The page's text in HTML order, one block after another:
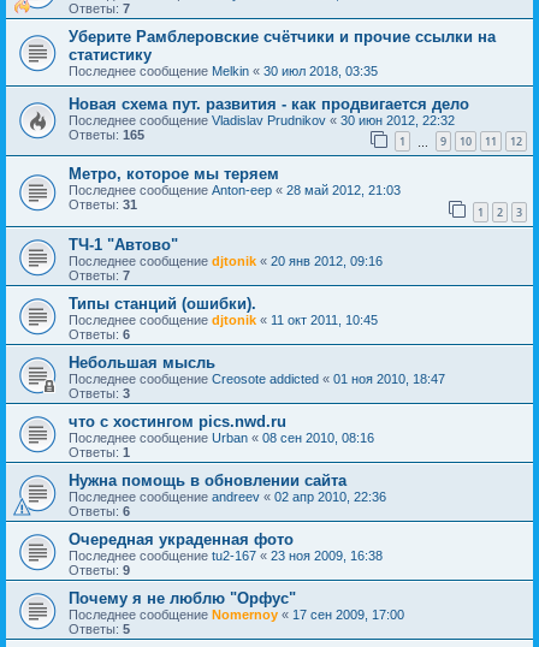
Ответы: 7
Уберите Рамблеровские счётчики и прочие ссылки на
статистику
Последнее сообщение Melkin « 30 июл 2018, 03:35
Новая схема пут. развития - как продвигается дело
Последнее сообщение Vladislav Prudnikov « 30 июн 2012, 22:32
Ответы: 165 1 9 10 11 12
Метро, которое мы теряем
Последнее сообщение Anton-eep « 28 май 2012, 21:03
Ответы: 31 1 2 3
ТЧ-1 "Автово"
Последнее сообщение djtonik « 20 янв 2012, 09:16
Ответы: 7
Типы станций (ошибки).
Последнее сообщение djtonik « 11 окт 2011, 10:45
Ответы: 6
Небольшая мысль
Последнее сообщение Creosote addicted « 01 ноя 2010, 18:47
Ответы: 3
что с хостингом pics.nwd.ru
Последнее сообщение Urban « 08 сен 2010, 08:16
Ответы: 1
Нужна помощь в обновлении сайта
Последнее сообщение andreev « 02 апр 2010, 22:36
Ответы: 6
Очередная украденная фото
Последнее сообщение tu2-167 « 23 ноя 2009, 16:38
Ответы: 9
Почему я не люблю "Орфус"
Последнее сообщение Nomernoy « 17 сен 2009, 17:00
Ответы: 5